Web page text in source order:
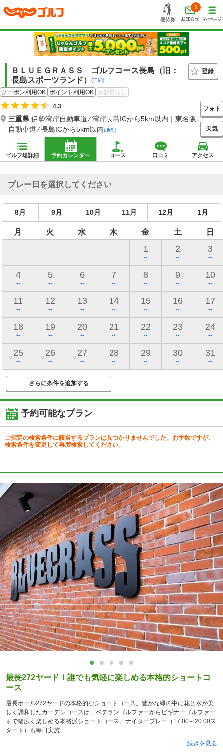
1
ＢＬＵＥＧＲＡＳＳ ゴルフコース長島（旧：
長島スポーツランド）
(詳細)
登録
クーポン利用OK ポイント利用OK 練習場なし
4.3
三重県伊勢湾岸自動車道 ⁄ 湾岸長島ICから5km以内｜東名阪
自動車道 ⁄ 長島ICから5km以内(地図)
フォト
天気
ゴルフ場詳細 予約カレンダー コース 口コミ アクセス
プレー日を選択してください
8月 9月 10月 11月 12月 1月
月 火 水 木 金 土 日
1
--
2
--
3
--
4
--
5
--
6
--
7
--
8
--
9
--
10
--
11
--
12
--
13
--
14
--
15
--
16
--
17
--
18
--
19
--
20
--
21
--
22
--
23
--
24
--
25
--
26
--
27
--
28
--
29
--
30
--
31
--
さらに条件を追加する
予約可能なプラン
ご指定の検索条件に該当するプランは見つかりませんでした。お手数ですが、
検索条件を変更して再度検索してください。
最長272ヤード！誰でも気軽に楽しめる本格的ショートコ
ース
最長ホール272ヤードの本格的なショートコース。豊かな緑の中に花と水が美
しく調和したガーデンコースは、ベテランゴルファーからビギナーゴルファー
まで幅広く楽しめる本格派ショートコース。ナイタープレー（17:00～20:00ス
タート）も毎日実施
続きを見る